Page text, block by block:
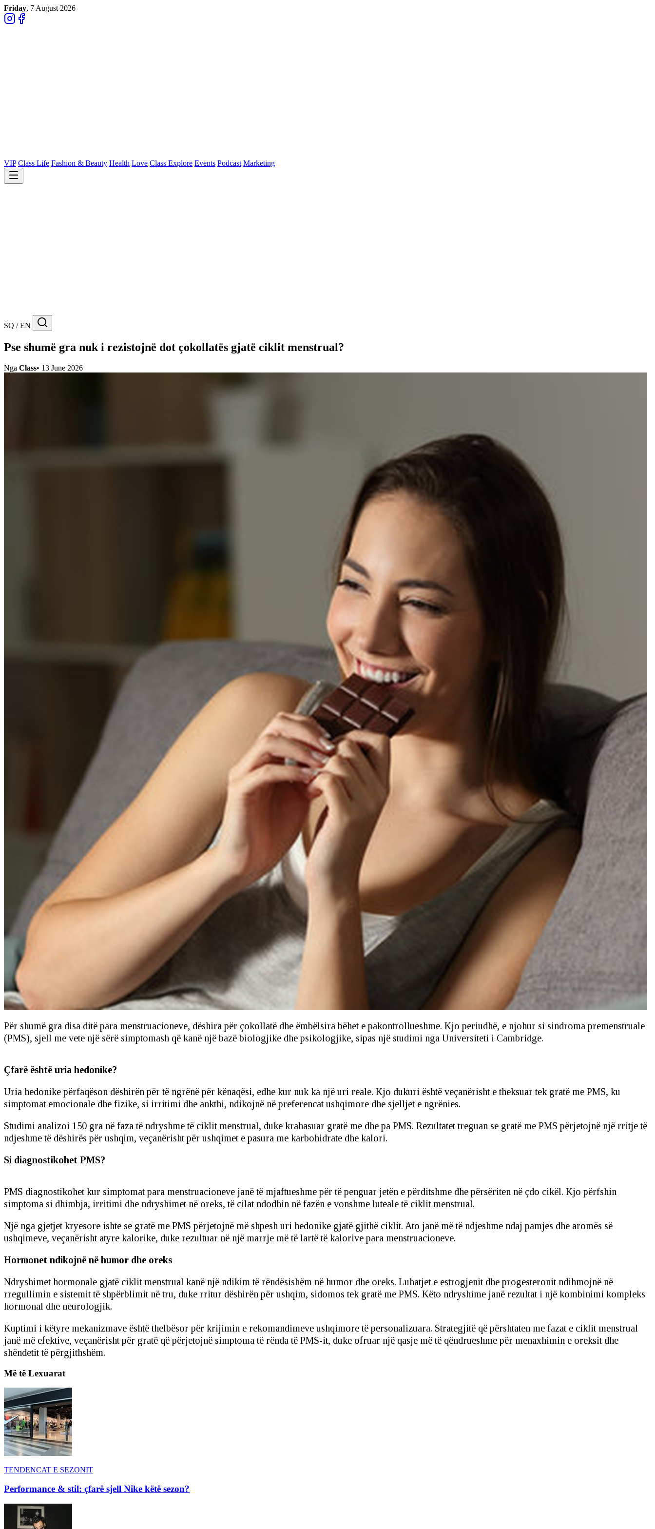
Friday, 7 August 2026
VIP Class Life Fashion & Beauty Health Love Class Explore Events Podcast Marketing
SQ / EN
Pse shumë gra nuk i rezistojnë dot çokollatës gjatë ciklit menstrual?
Nga Class• 13 June 2026
Për shumë gra disa ditë para menstruacioneve, dëshira për çokollatë dhe ëmbëlsira bëhet e pakontrollueshme. Kjo periudhë, e njohur si sindroma premenstruale
(PMS), sjell me vete një sërë simptomash që kanë një bazë biologjike dhe psikologjike, sipas një studimi nga Universiteti i Cambridge.
Çfarë është uria hedonike?
Uria hedonike përfaqëson dëshirën për të ngrënë për kënaqësi, edhe kur nuk ka një uri reale. Kjo dukuri është veçanërisht e theksuar tek gratë me PMS, ku
simptomat emocionale dhe fizike, si irritimi dhe ankthi, ndikojnë në preferencat ushqimore dhe sjelljet e ngrënies.
Studimi analizoi 150 gra në faza të ndryshme të ciklit menstrual, duke krahasuar gratë me dhe pa PMS. Rezultatet treguan se gratë me PMS përjetojnë një rritje të
ndjeshme të dëshirës për ushqim, veçanërisht për ushqimet e pasura me karbohidrate dhe kalori.
Si diagnostikohet PMS?
PMS diagnostikohet kur simptomat para menstruacioneve janë të mjaftueshme për të penguar jetën e përditshme dhe përsëriten në çdo cikël. Kjo përfshin
simptoma si dhimbja, irritimi dhe ndryshimet në oreks, të cilat ndodhin në fazën e vonshme luteale të ciklit menstrual.
Një nga gjetjet kryesore ishte se gratë me PMS përjetojnë më shpesh uri hedonike gjatë gjithë ciklit. Ato janë më të ndjeshme ndaj pamjes dhe aromës së
ushqimeve, veçanërisht atyre kalorike, duke rezultuar në një marrje më të lartë të kalorive para menstruacioneve.
Hormonet ndikojnë në humor dhe oreks
Ndryshimet hormonale gjatë ciklit menstrual kanë një ndikim të rëndësishëm në humor dhe oreks. Luhatjet e estrogjenit dhe progesteronit ndihmojnë në
rregullimin e sistemit të shpërblimit në tru, duke rritur dëshirën për ushqim, sidomos tek gratë me PMS. Këto ndryshime janë rezultat i një kombinimi kompleks
hormonal dhe neurologjik.
Kuptimi i këtyre mekanizmave është thelbësor për krijimin e rekomandimeve ushqimore të personalizuara. Strategjitë që përshtaten me fazat e ciklit menstrual
janë më efektive, veçanërisht për gratë që përjetojnë simptoma të rënda të PMS-it, duke ofruar një qasje më të qëndrueshme për menaxhimin e oreksit dhe
shëndetit të përgjithshëm.
Më të Lexuarat
TENDENCAT E SEZONIT
Performance & stil: çfarë sjell Nike këtë sezon?